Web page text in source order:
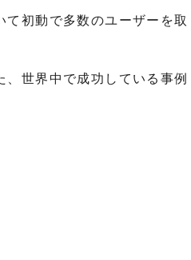
初動で多数のユーザーを取
世界中で成功している事例